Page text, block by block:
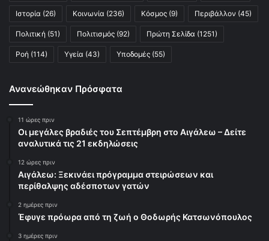
Ιστορία (26) Κοινωνία (236) Κόσμος (9) Περιβάλλον (45)
Πολιτική (51) Πολιτισμός (92) Πρώτη Σελίδα (1251)
Ροή (114) Υγεία (43) Υποδομές (55)
Ανανεώθηκαν Πρόσφατα
11 ώρες πριν
Οι μεγάλες βραδιές του Σεπτέμβρη στο Αιγάλεω – Δείτε
αναλυτικά τις 21 εκδηλώσεις
12 ώρες πριν
Αιγάλεω: Ξεκινάει πρόγραμμα στειρώσεων και
περίθαλψης αδέσποτων γατών
2 ημέρες πριν
Έφυγε πρόωρα από τη ζωή ο Θοδωρής Κατσωνόπουλος
3 ημέρες πριν